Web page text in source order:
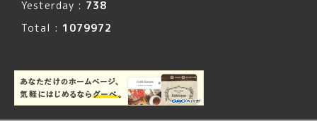
Yesterday : 738
Total : 1079972